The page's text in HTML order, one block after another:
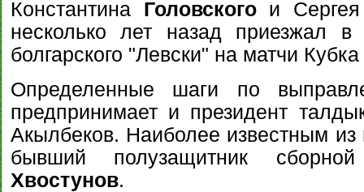
Константина Головскогои
несколько лет назад приезжал в
болгарского "Левски" на матчи
Определенные шаги по
предпринимает и президент
Акылбеков. Наиболее известным из
бывший полузащитник
Хвостунов.